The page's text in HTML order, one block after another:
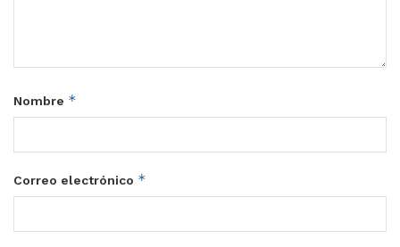
Nombre *
Correo electrónico *